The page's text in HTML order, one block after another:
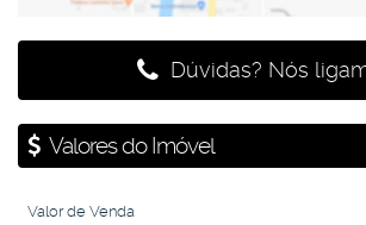
Dúvidas? Nós
Valores do Imóvel
Valor de Venda